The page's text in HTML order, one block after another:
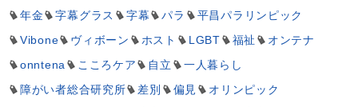
年金
字幕グラス 字幕 パラ
平昌パラリンピック
Vibone
ヴィボーン ホスト LGBT 福祉
オンテナ
onntena
こころケア 自立
一人暮らし
障がい者総合研究所
差別 偏見
オリンピック